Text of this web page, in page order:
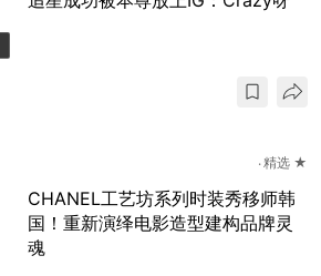
精选 ★
CHANEL工艺坊系列时装秀移师韩
国！重新演绎电影造型建构品牌灵
魂